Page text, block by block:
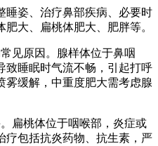
睡姿、治疗鼻部疾病、必要时
大、扁桃体肥大、肥胖等。
见原因。腺样体位于鼻咽
致睡眠时气流不畅，引起打呼
雾缓解，中重度肥大需考虑腺
扁桃体位于咽喉部，炎症或
疗包括抗炎药物、抗生素，严